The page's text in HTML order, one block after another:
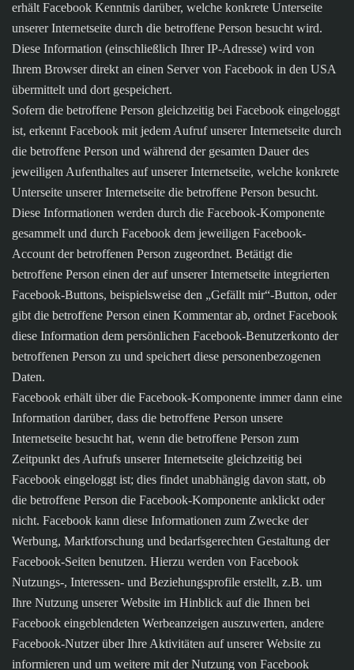
erhält Facebook Kenntnis darüber, welche konkrete Unterseite
unserer Internetseite durch die betroffene Person besucht wird.
Diese Information (einschließlich Ihrer IP-Adresse) wird von
Ihrem Browser direkt an einen Server von Facebook in den USA
übermittelt und dort gespeichert.
Sofern die betroffene Person gleichzeitig bei Facebook eingeloggt
ist, erkennt Facebook mit jedem Aufruf unserer Internetseite durch
die betroffene Person und während der gesamten Dauer des
jeweiligen Aufenthaltes auf unserer Internetseite, welche konkrete
Unterseite unserer Internetseite die betroffene Person besucht.
Diese Informationen werden durch die Facebook-Komponente
gesammelt und durch Facebook dem jeweiligen Facebook-
Account der betroffenen Person zugeordnet. Betätigt die
betroffene Person einen der auf unserer Internetseite integrierten
Facebook-Buttons, beispielsweise den „Gefällt mir“-Button, oder
gibt die betroffene Person einen Kommentar ab, ordnet Facebook
diese Information dem persönlichen Facebook-Benutzerkonto der
betroffenen Person zu und speichert diese personenbezogenen
Daten.
Facebook erhält über die Facebook-Komponente immer dann eine
Information darüber, dass die betroffene Person unsere
Internetseite besucht hat, wenn die betroffene Person zum
Zeitpunkt des Aufrufs unserer Internetseite gleichzeitig bei
Facebook eingeloggt ist; dies findet unabhängig davon statt, ob
die betroffene Person die Facebook-Komponente anklickt oder
nicht. Facebook kann diese Informationen zum Zwecke der
Werbung, Marktforschung und bedarfsgerechten Gestaltung der
Facebook-Seiten benutzen. Hierzu werden von Facebook
Nutzungs-, Interessen- und Beziehungsprofile erstellt, z.B. um
Ihre Nutzung unserer Website im Hinblick auf die Ihnen bei
Facebook eingeblendeten Werbeanzeigen auszuwerten, andere
Facebook-Nutzer über Ihre Aktivitäten auf unserer Website zu
informieren und um weitere mit der Nutzung von Facebook